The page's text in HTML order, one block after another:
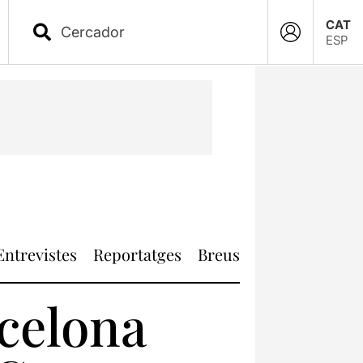
CAT
ESP
Reportatges Breus